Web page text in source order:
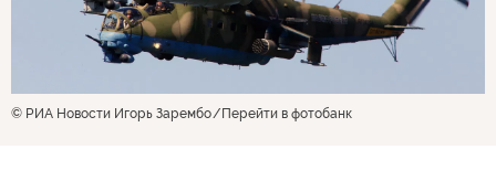
© РИА Новости Игорь Зарембо Перейти в фотобанк